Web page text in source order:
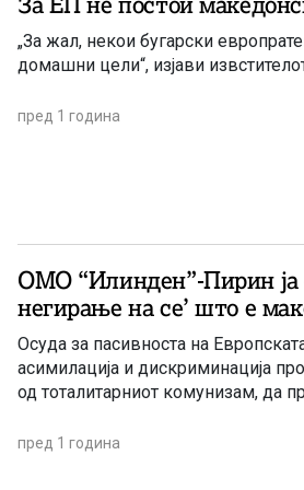
„За жал, некои бугарски
домашни цели“, изјави
пред 1 година
ОМО “Илинден”-Пирин ја
негирање на се’ што е
Осуда за пасивноста на
асимилација и дискриминација
од тоталитарниот комунизам, да
пред 1 година